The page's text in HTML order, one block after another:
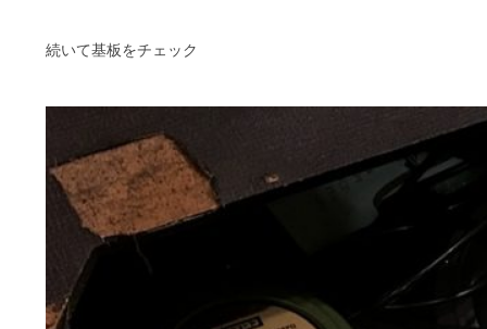
続いて基板をチェック